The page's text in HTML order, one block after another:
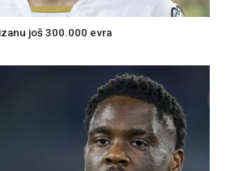
još 300.000 evra